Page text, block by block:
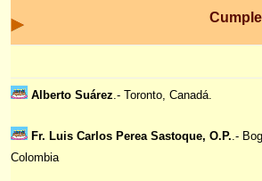
Alberto Suárez .- Toronto, Canadá.
Fr. Luis Carlos Perea Sastoque, O.P..-
Colombia